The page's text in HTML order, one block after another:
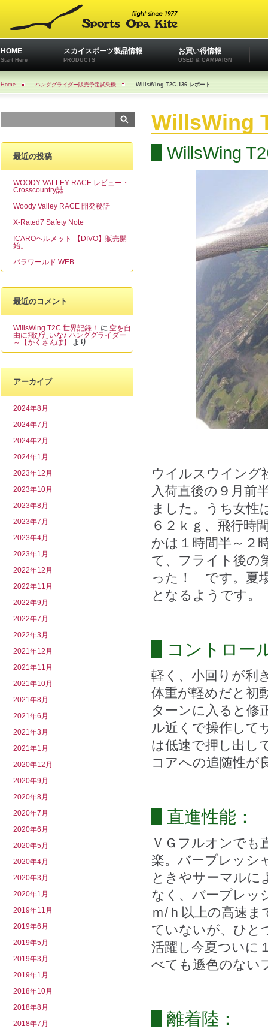
HOME
Start Here
スカイスポーツ製品情報
PRODUCTS
お買い得情報
USED & CAMPAIGN
Home ハンググライダー販売予定試乗機 WillsWing T2C-136 レポート
最近の投稿
WOODY VALLEY RACE レビュー・
Crosscountry誌
Woody Valley RACE 開発秘話
X-Rated7 Safety Note
ICAROヘルメット 【DIVO】販売開
始。
パラワールド WEB
最近のコメント
WillsWing T2C 世界記録！ に 空を自
由に飛びたいな♪ ハンググライダー
～【かくさんぽ】
より
アーカイブ
2024年8月
2024年7月
2024年2月
2024年1月
2023年12月
2023年10月
2023年8月
2023年7月
2023年4月
2023年1月
2022年12月
2022年11月
2022年9月
2022年7月
2022年3月
2021年12月
2021年11月
2021年10月
2021年8月
2021年6月
2021年3月
2021年1月
2020年12月
2020年9月
2020年8月
2020年7月
2020年6月
2020年5月
2020年4月
2020年3月
2020年1月
2019年11月
2019年6月
2019年5月
2019年3月
2019年1月
2018年10月
2018年8月
2018年7月
WillsWing
WillsWing
ウイルスウイング
入荷直後の９月前
ました。うち女性
６２ｋｇ、飛行時
かは１時間半～２
て、フライト後の
った！」です。夏
となるようです。
コントロー
軽く、小回りが利
体重が軽めだと初
ターンに入ると修
ル近くで操作して
は低速で押し出し
コアへの追随性が
直進性能：
ＶＧフルオンでも
楽。バープレッシ
ときやサーマルに
なく、バープレッ
ｍ/ｈ以上の高速
ていないが、ひと
活躍し今夏ついに
べても遜色のない
離着陸：